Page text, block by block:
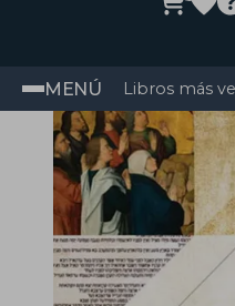
MENÚ Libros más